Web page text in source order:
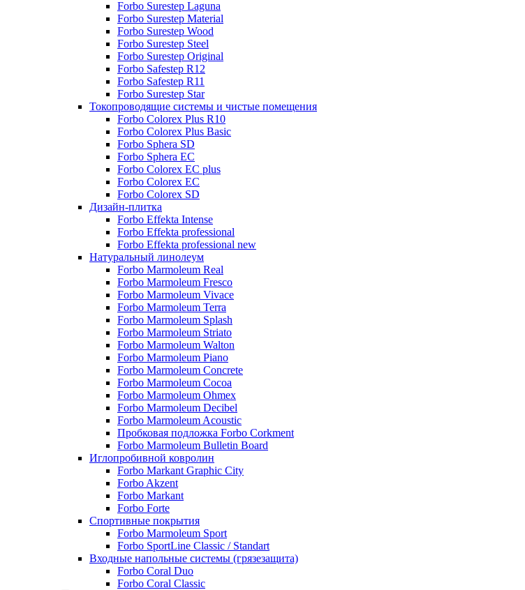
Forbo Surestep Laguna
Forbo Surestep Material
Forbo Surestep Wood
Forbo Surestep Steel
Forbo Surestep Original
Forbo Safestep R12
Forbo Safestep R11
Forbo Surestep Star
Токопроводящие системы и чистые помещения
Forbo Colorex Plus R10
Forbo Colorex Plus Basic
Forbo Sphera SD
Forbo Sphera EC
Forbo Colorex EC plus
Forbo Colorex EC
Forbo Colorex SD
Дизайн-плитка
Forbo Effekta Intense
Forbo Effekta professional
Forbo Effekta professional new
Натуральный линолеум
Forbo Marmoleum Real
Forbo Marmoleum Fresco
Forbo Marmoleum Vivace
Forbo Marmoleum Terra
Forbo Marmoleum Splash
Forbo Marmoleum Striato
Forbo Marmoleum Walton
Forbo Marmoleum Piano
Forbo Marmoleum Concrete
Forbo Marmoleum Cocoa
Forbo Marmoleum Ohmex
Forbo Marmoleum Decibel
Forbo Marmoleum Acoustic
Пробковая подложка Forbo Corkment
Forbo Marmoleum Bulletin Board
Иглопробивной ковролин
Forbo Markant Graphic City
Forbo Akzent
Forbo Markant
Forbo Forte
Спортивные покрытия
Forbo Marmoleum Sport
Forbo SportLine Classic / Standart
Входные напольные системы (грязезащита)
Forbo Coral Duo
Forbo Coral Classic